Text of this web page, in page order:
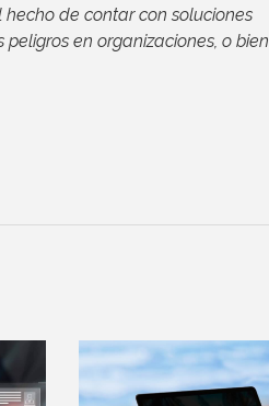
de contar con soluciones
en organizaciones, o bien